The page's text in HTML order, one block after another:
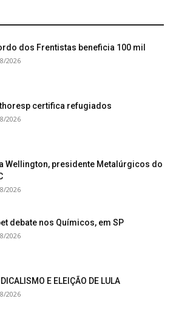
dos Frentistas beneficia 100 mil
2026
certifica refugiados
2026
Wellington, presidente Metalúrgicos do
2026
debate nos Químicos, em SP
2026
E ELEIÇÃO DE LULA
2026